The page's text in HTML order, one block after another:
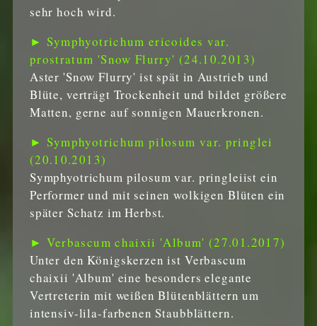
sehr hoch wird.
► Symphyotrichum ericoides var.
prostratum 'Snow Flurry' (24.10.2013)
Aster 'Snow Flurry' ist spät in Austrieb und
Blüte, verträgt Trockenheit und bildet größere
Matten, gerne auf sonnigen Mauerkronen.
► Symphyotrichum pilosum var. pringlei
(20.10.2013)
Symphyotrichum pilosum var. pringleiist ein
Performer und mit seinen wolkigen Blüten ein
später Schatz im Herbst.
► Verbascum chaixii 'Album' (27.01.2017)
Unter den Königskerzen ist Verbascum
chaixii 'Album' eine besonders elegante
Vertreterin mit weißen Blütenblättern um
intensiv-lila-farbenen Staubblättern.